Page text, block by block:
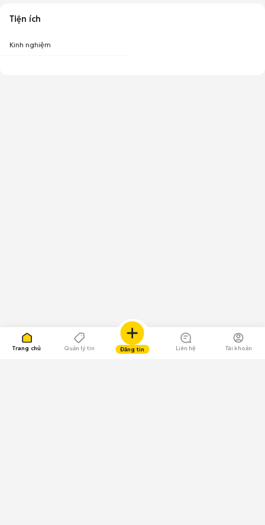
Trang chủ Quản lý tin Đăng tin Liên hệ Tài khoản
Tiện ích
Kinh nghiệm